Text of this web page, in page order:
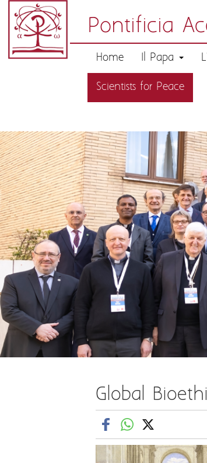
Pontificia
Home Il Papa
Scientists for Peace
Global